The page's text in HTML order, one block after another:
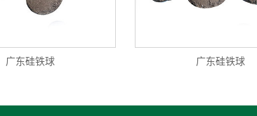
广东硅铁球 广东硅铁球